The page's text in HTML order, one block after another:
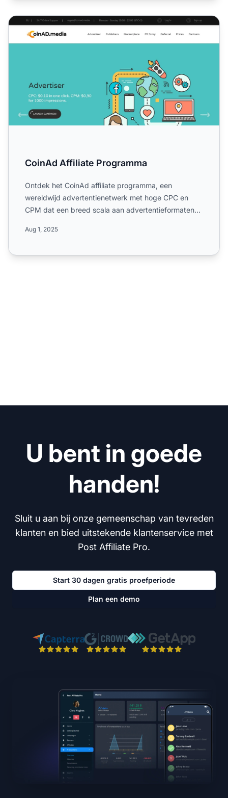
CoinAd Affiliate Programma
CoinAd Affiliate Programma
Ontdek het CoinAd affiliate programma, een
wereldwijd advertentienetwerk met hoge CPC en
CPM dat een breed scala aan advertentieformaten
Aug 1, 2025
U bent in goede
handen!
Sluit u aan bij onze gemeenschap van tevreden
klanten en bied uitstekende klantenservice met
Post Affiliate Pro.
Start 30 dagen gratis proefperiode
Plan een demo